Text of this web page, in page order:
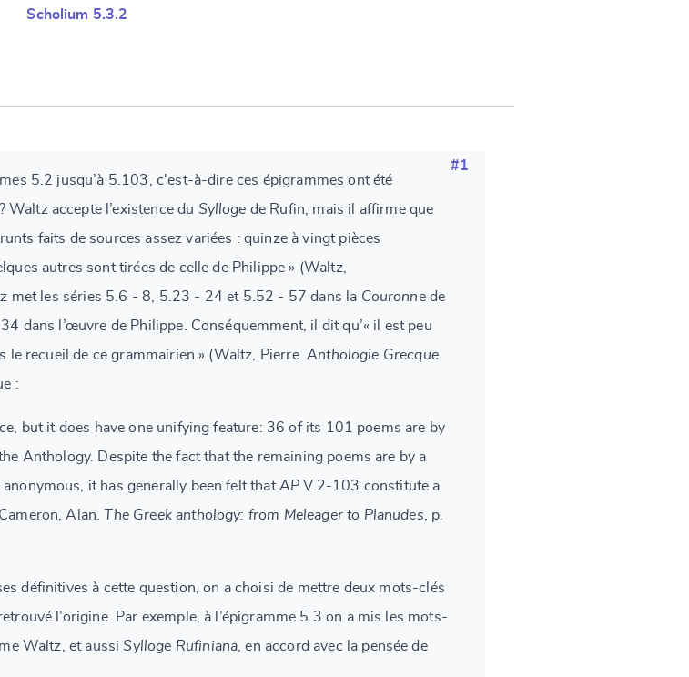
Scholium 5.3.2
#1
5.2 jusqu’à 5.103, c'est-à-dire ces épigrammes ont été
Waltz accepte l’existence du Sylloge de Rufin, mais il affirme que
faits de sources assez variées : quinze à vingt pièces
autres sont tirées de celle de Philippe » (Waltz,
met les séries 5.6 - 8, 5.23 - 24 et 5.52 - 57 dans la Couronnede
dans l’œuvre de Philippe. Conséquemment, il dit qu’« il est peu
le recueil de ce grammairien » (Waltz, Pierre.Anthologie Grecque.
:
but it does have one unifying feature: 36 of its 101 poems are by
Anthology. Despite the fact that the remaining poems are by a
it has generally been felt thatAP V.2-103 constitute a
Alan. The Greek anthology: from Meleager to Planudes, p.
définitives à cette question, on a choisi de mettre deux mots-clés
l’origine. Par exemple, à l’épigramme 5.3 on a mis les mots-
Waltz, et aussiSylloge Rufiniana, en accord avec la pensée de